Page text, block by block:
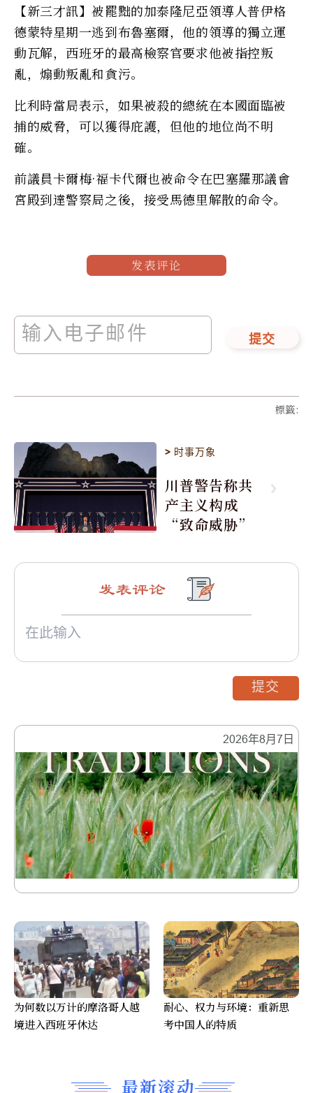
【新三才訊】被罷黜的加泰隆尼亞領導人普伊格
德蒙特星期一逃到布魯塞爾，他的領導的獨立運
動瓦解，西班牙的最高檢察官要求他被指控叛
亂，煽動叛亂和貪污。
比利時當局表示，如果被殺的總統在本國面臨被
捕的威脅，可以獲得庇護，但他的地位尚不明
確。
前議員卡爾梅·福卡代爾也被命令在巴塞羅那議會
宮殿到達警察局之後，接受馬德里解散的命令。
发表评论
提交
標籤:
> 时事万象
川普警告称共
产主义构成
“致命威胁”
2026年8月7日
最新滚动
发表评论
提交
为何数以万计的摩洛哥人越
境进入西班牙休达
耐心、权力与环境：重新思
考中国人的特质